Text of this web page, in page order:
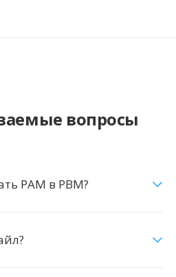
вопросы
PAM в PBM?